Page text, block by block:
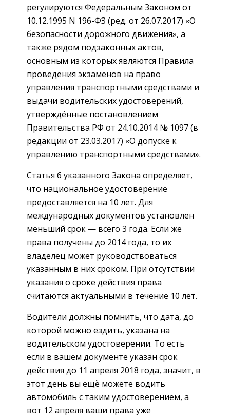
регулируются Федеральным Законом от
10.12.1995 N 196-ФЗ (ред. от 26.07.2017) «О
безопасности дорожного движения», а
также рядом подзаконных актов,
основным из которых являются Правила
проведения экзаменов на право
управления транспортными средствами и
выдачи водительских удостоверений,
утверждённые постановлением
Правительства РФ от 24.10.2014 № 1097 (в
редакции от 23.03.2017) «О допуске к
управлению транспортными средствами».
Статья 6 указанного Закона определяет,
что национальное удостоверение
предоставляется на 10 лет. Для
международных документов установлен
меньший срок — всего 3 года. Если же
права получены до 2014 года, то их
владелец может руководствоваться
указанным в них сроком. При отсутствии
указания о сроке действия права
считаются актуальными в течение 10 лет.
Водители должны помнить, что дата, до
которой можно ездить, указана на
водительском удостоверении. То есть
если в вашем документе указан срок
действия до 11 апреля 2018 года, значит, в
этот день вы ещё можете водить
автомобиль с таким удостоверением, а
вот 12 апреля ваши права уже